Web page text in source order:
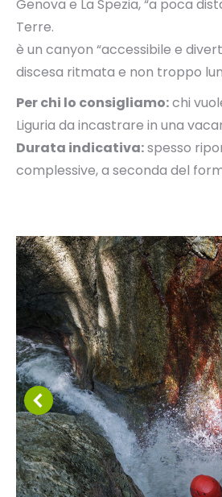
Genova e La Spezia, “a poca
Terre.
è un canyon “accessibile e
discesa ritmata e non troppo
Per chi lo consigliamo:chi
Liguria da incastrare in una
Durata indicativa:spesso
complessive, a seconda del